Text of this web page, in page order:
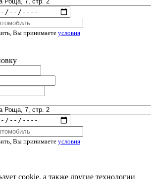
Вы принимаете условия
Вы принимаете условия
cookie, а также другие технологии